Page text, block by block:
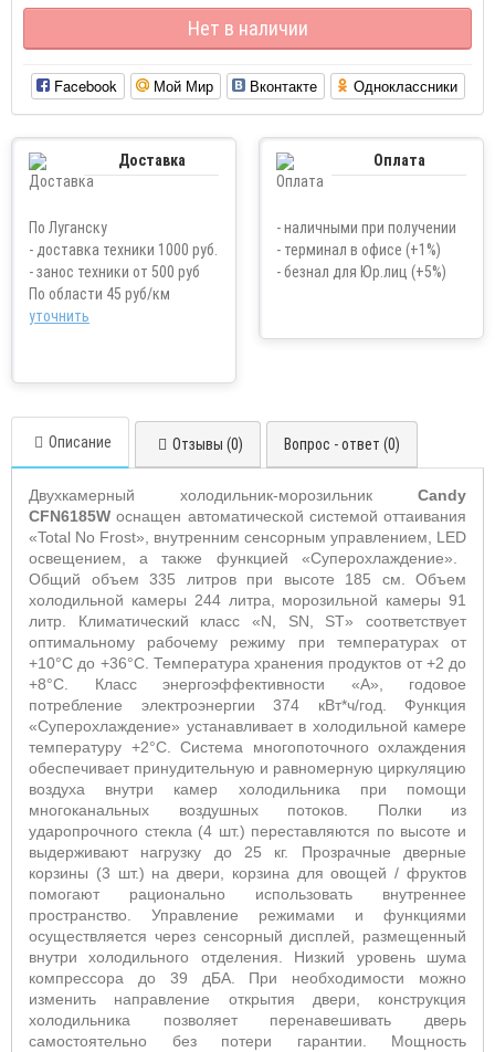
Нет в наличии
Facebook Мой Мир Вконтакте Одноклассники
Доставка
По Луганску
- доставка техники 1000 руб.
- занос техники от 500 руб
По области 45 руб/км
уточнить
Оплата
- наличными при получении
- терминал в офисе (+1%)
- безнал для Юр.лиц (+5%)
Описание Отзывы (0) Вопрос - ответ (0)
Двухкамерный холодильник-морозильник Candy
CFN6185W оснащен автоматической системой оттаивания
«Total No Frost», внутренним сенсорным управлением, LED
освещением, а также функцией «Суперохлаждение».
Общий объем 335 литров при высоте 185 см. Объем
холодильной камеры 244 литра, морозильной камеры 91
литр. Климатический класс «N, SN, ST» соответствует
оптимальному рабочему режиму при температурах от
+10°С до +36°С. Температура хранения продуктов от +2 до
+8°С. Класс энергоэффективности «А», годовое
потребление электроэнергии 374 кВт*ч/год. Функция
«Суперохлаждение» устанавливает в холодильной камере
температуру +2°С. Система многопоточного охлаждения
обеспечивает принудительную и равномерную циркуляцию
воздуха внутри камер холодильника при помощи
многоканальных воздушных потоков. Полки из
ударопрочного стекла (4 шт.) переставляются по высоте и
выдерживают нагрузку до 25 кг. Прозрачные дверные
корзины (3 шт.) на двери, корзина для овощей / фруктов
помогают рационально использовать внутреннее
пространство. Управление режимами и функциями
осуществляется через сенсорный дисплей, размещенный
внутри холодильного отделения. Низкий уровень шума
компрессора до 39 дБА. При необходимости можно
изменить направление открытия двери, конструкция
холодильника позволяет перенавешивать дверь
самостоятельно без потери гарантии. Мощность